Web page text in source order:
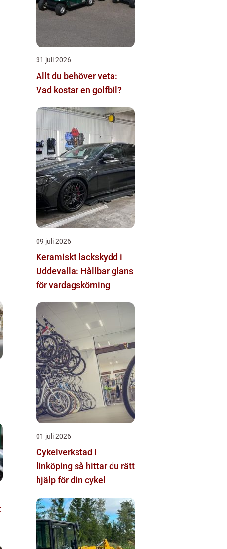
31 juli 2026
Allt du behöver veta:
Vad kostar en golfbil?
09 juli 2026
Keramiskt lackskydd i
Uddevalla: Hållbar glans
för vardagskörning
01 juli 2026
Cykelverkstad i
linköping så hittar du rätt
hjälp för din cykel